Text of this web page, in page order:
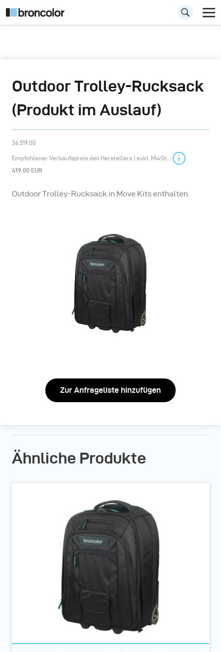
Outdoor Trolley-Rucksack
(Produkt im Auslauf)
36.519.00
Empfohlener Verkaufspreis des Herstellers | exkl. MwSt.
419.00 EUR
Outdoor Trolley-Rucksack in Move Kits enthalten.
Zur Anfrageliste hinzufügen
Ähnliche Produkte